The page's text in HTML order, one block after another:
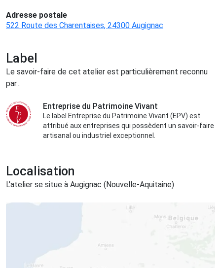
Adresse postale
522 Route des Charentaises, 24300 Augignac
Label
Le savoir-faire de cet atelier est particulièrement reconnu
par...
Entreprise du Patrimoine Vivant
Le label Entreprise du Patrimoine Vivant (EPV) est
attribué aux entreprises qui possèdent un savoir-faire
artisanal ou industriel exceptionnel.
Localisation
L'atelier se situe à Augignac (Nouvelle-Aquitaine)